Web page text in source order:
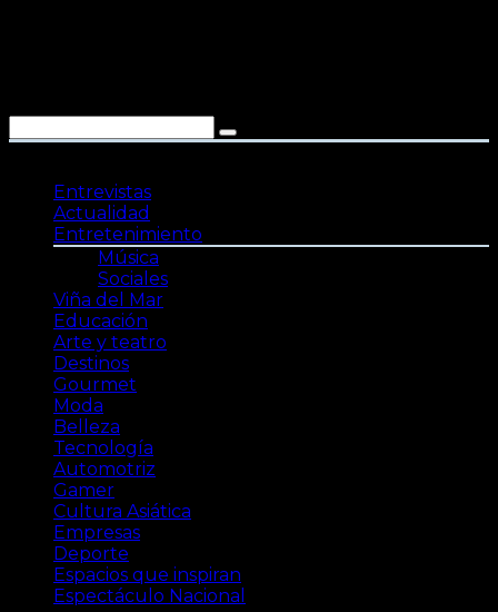
Entrevistas
Actualidad
Entretenimiento
Música
Sociales
Viña del Mar
Educación
Arte y teatro
Destinos
Gourmet
Moda
Belleza
Tecnología
Automotriz
Gamer
Cultura Asiática
Empresas
Deporte
Espacios que inspiran
Espectáculo Nacional